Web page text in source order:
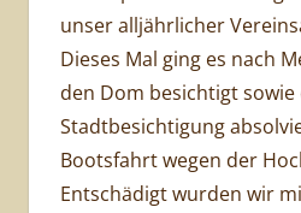
unser alljährlicher
Dieses Mal ging es nach
den Dom besichtigt
Stadtbesichtigung
Bootsfahrt wegen der
Entschädigt wurden wir